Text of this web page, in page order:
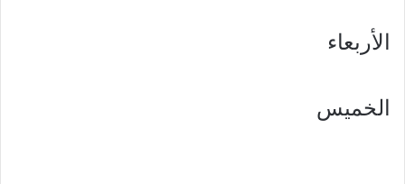
الأربعاء
الخميس